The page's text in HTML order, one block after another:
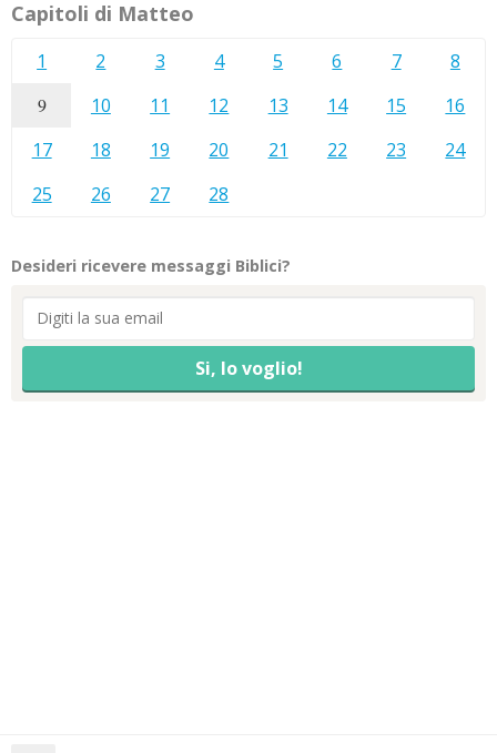
Capitoli di Matteo
1 2 3 4 5 6 7 8
9 10 11 12 13 14 15
16
17
18 19 20 21 22 23
24
25
26 27 28
Desideri ricevere messaggi Biblici?